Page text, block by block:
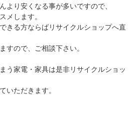
より安くなる事が多いですので、
メします。
きる方ならばリサイクルショップへ直
すので、ご相談下さい。
う家電・家具は是非リサイクルショッ
いただきます。